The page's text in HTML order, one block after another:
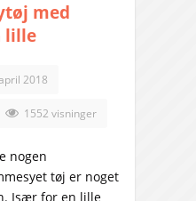
med
lille
2018
1552 visninger
nogen
tøj er noget
Især for en lille